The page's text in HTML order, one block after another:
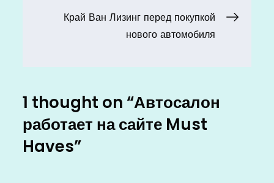
Край Ван Лизинг перед покупкой
нового автомобиля
1 thought on “Автосалон
работает на сайте Must
Haves”